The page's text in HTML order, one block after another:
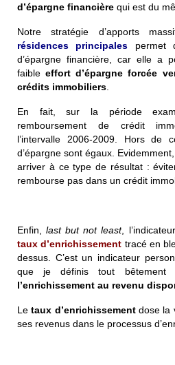
d’épargne financière qui est du
Notre stratégie d’apports
résidences principales permet
d’épargne financière, car elle a
faible effort d’épargne forcée
crédits immobiliers
En fait, sur la période
remboursement de crédit
l’intervalle 2006-2009. Hors de
d’épargne sont égaux.
arriver à ce type de résultat :
rembourse pas dans un crédit
Enfin,last but not least,
taux d’enrichissement tracé en
dessus. C’est un indicateur
que je définis tout bêtement
l’enrichissement au revenu
Letaux d’enrichissementdose la
ses revenus dans le processus